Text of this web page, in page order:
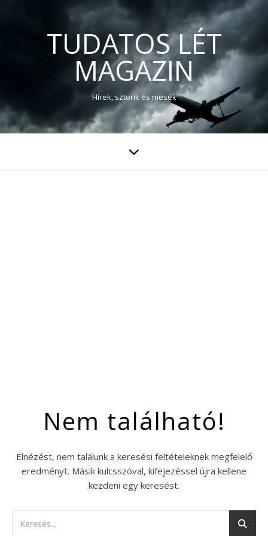
TUDATOS LÉT
MAGAZIN
Hírek, sztorik és mesék
Nem található!
Elnézést, nem találunk a keresési feltételeknek megfelelő
eredményt. Másik kulcsszóval, kifejezéssel újra kellene
kezdeni egy keresést.